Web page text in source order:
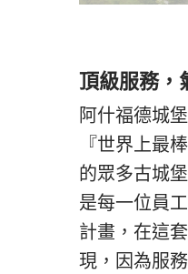
頂級服務，
阿什福德城
『世界上最
的眾多古城
是每一位員
計畫，在這
現，因為服